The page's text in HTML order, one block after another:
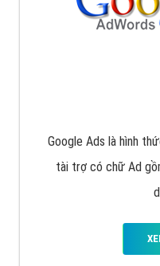
Google Ads là hình
tài trợ có chữ Ad